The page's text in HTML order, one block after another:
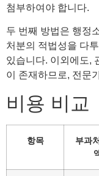
첨부하여야 합니다.
두 번째 방법은 행정
처분의 적법성을 다
있습니다. 이외에도,
이 존재하므로, 전문
비용 비교
항목
부과